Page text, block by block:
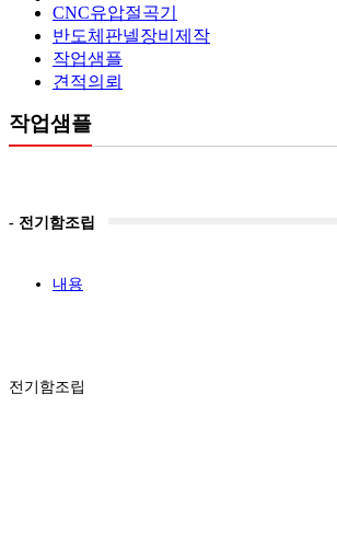
CNC유압절곡기
반도체판넬장비제작
작업샘플
견적의뢰
작업샘플
- 전기함조립
내용
전기함조립